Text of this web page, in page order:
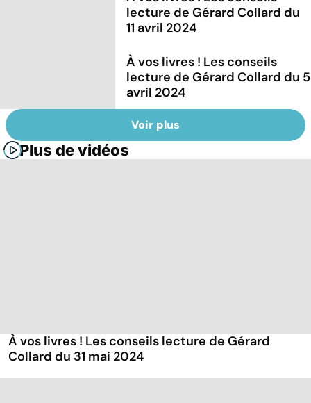
lecture de Gérard Collard du
11 avril 2024
À vos livres ! Les conseils
lecture de Gérard Collard du 5
avril 2024
Voir plus
Plus de vidéos
À vos livres ! Les conseils lecture de Gérard
Collard du 31 mai 2024